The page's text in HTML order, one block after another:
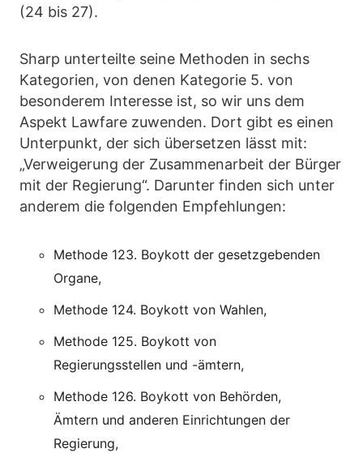
(24 bis 27).
Sharp unterteilte seine Methoden in sechs
Kategorien, von denen Kategorie 5. von
besonderem Interesse ist, so wir uns dem
Aspekt Lawfare zuwenden. Dort gibt es einen
Unterpunkt, der sich übersetzen lässt mit:
„Verweigerung der Zusammenarbeit der Bürger
mit der Regierung“. Darunter finden sich unter
anderem die folgenden Empfehlungen:
Methode 123. Boykott der gesetzgebenden
Organe,
Methode 124. Boykott von Wahlen,
Methode 125. Boykott von
Regierungsstellen und -ämtern,
Methode 126. Boykott von Behörden,
Ämtern und anderen Einrichtungen der
Regierung,